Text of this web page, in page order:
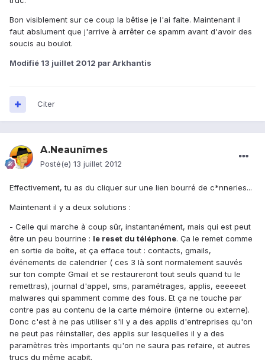
Bon visiblement sur ce coup la bêtise je l'ai faite. Maintenant il
faut abslument que j'arrive à arrêter ce spamm avant d'avoir des
soucis au boulot.
Modifié 13 juillet 2012 par Arkhantis
Citer
A.Neaunîmes
Posté(e) 13 juillet 2012
Effectivement, tu as du cliquer sur une lien bourré de c*nneries...
Maintenant il y a deux solutions :
- Celle qui marche à coup sûr, instantanément, mais qui est peut
être un peu bourrine : le reset du téléphone. Ça le remet comme
en sortie de boîte, et ça efface tout : contacts, gmails,
événements de calendrier ( ces 3 là sont normalement sauvés
sur ton compte Gmail et se restaureront tout seuls quand tu le
remettras), journal d'appel, sms, paramétrages, applis, eeeeeet
malwares qui spamment comme des fous. Et ça ne touche par
contre pas au contenu de la carte mémoire (interne ou externe).
Donc c'est à ne pas utiliser s'il y a des applis d'entreprises qu'on
ne peut pas réinstaller, des applis sur lesquelles il y a des
paramètres très importants qu'on ne saura pas refaire, et autres
trucs du même acabit.